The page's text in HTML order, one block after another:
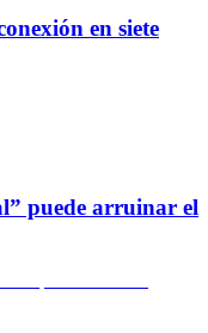
en siete
puede arruinar el